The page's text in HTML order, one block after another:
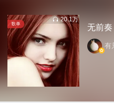
歌单
20.1万
无前
有